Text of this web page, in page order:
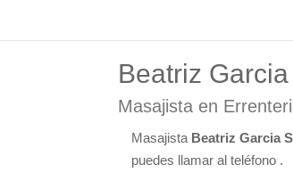
Beatriz
Masajista en
Masajista Beatriz Garcia
puedes llamar al teléfono .